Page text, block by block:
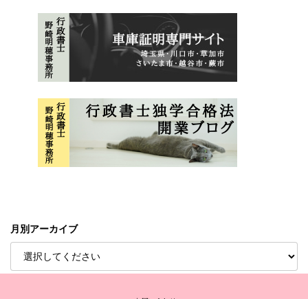
月別アーカイブ
Copyright © 行政書士野崎明穂事務所 All Rights Reserved.